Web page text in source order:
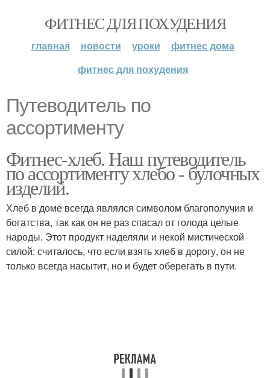
ФИТНЕС ДЛЯ ПОХУДЕНИЯ
главная новости уроки
фитнес дома
фитнес для похудения
Путеводитель по
ассортименту
Фитнес-хлеб. Наш путеводитель
по ассортименту хлебо - булочных
изделий.
Хлеб в доме всегда являлся символом благополучия и
богатства, так как он не раз спасал от голода целые
народы. Этот продукт наделяли и некой мистической
силой: считалось, что если взять хлеб в дорогу, он не
только всегда насытит, но и будет оберегать в пути.